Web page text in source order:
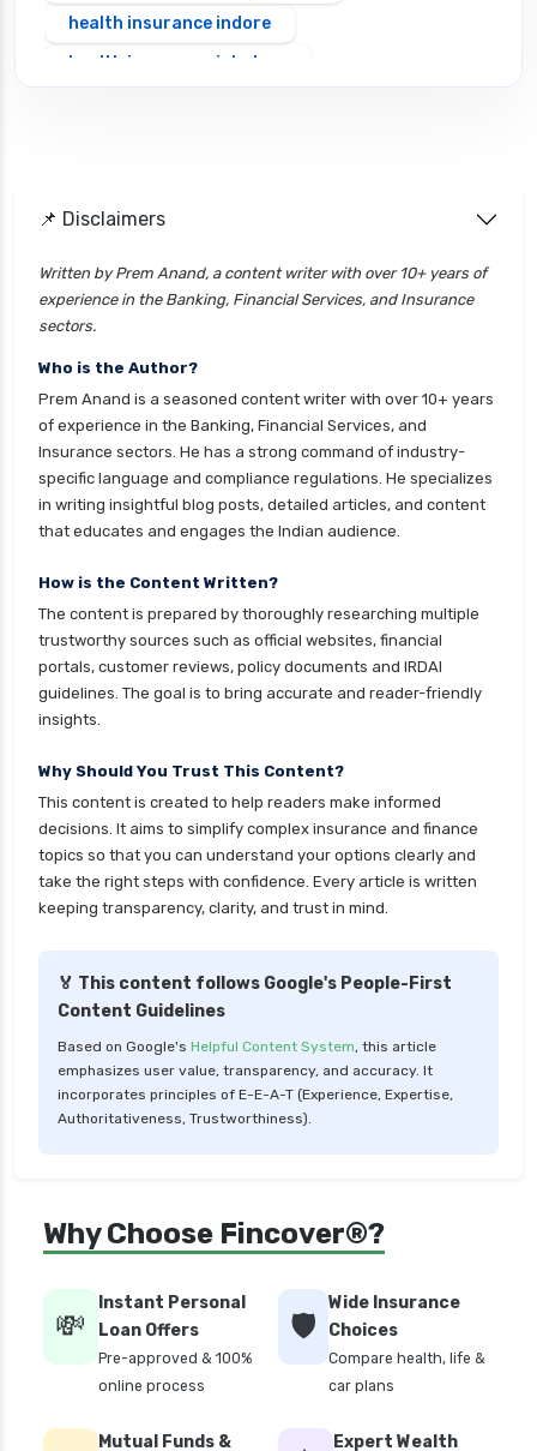
health insurance indore
health insurance jabalpur
health insurance lucknow
health insurance mumbai
health insurance nagpur
health insurance noida
health insurance patna
health insurance portability
health insurance premium calculator
health insurance pune
health insurance rajkot
health insurance renewal process
health insurance stocks india
health insurance tax benefits 80d
health insurance thane
health insurance tirunelveli
health insurance top up plan comparison
health insurance udaipur
health insurance vadodara
health insurance varanasi
health insurance vs medical insurance
how health insurance works in india
how to apply health insurance in india
how to cancel health insurance policy
how to check star health insurance policy
status
iifl health insurance
individual health insurance policy
📌 Disclaimers
Written by Prem Anand, a content writer with over 10+ years of
experience in the Banking, Financial Services, and Insurance
sectors.
Who is the Author?
Prem Anand is a seasoned content writer with over 10+ years
of experience in the Banking, Financial Services, and
Insurance sectors. He has a strong command of industry-
specific language and compliance regulations. He specializes
in writing insightful blog posts, detailed articles, and content
that educates and engages the Indian audience.
How is the Content Written?
The content is prepared by thoroughly researching multiple
trustworthy sources such as official websites, financial
portals, customer reviews, policy documents and IRDAI
guidelines. The goal is to bring accurate and reader-friendly
insights.
Why Should You Trust This Content?
This content is created to help readers make informed
decisions. It aims to simplify complex insurance and finance
topics so that you can understand your options clearly and
take the right steps with confidence. Every article is written
keeping transparency, clarity, and trust in mind.
🏅 This content follows Google's People-First
Content Guidelines
Based on Google's Helpful Content System, this article
emphasizes user value, transparency, and accuracy. It
incorporates principles of E-E-A-T (Experience, Expertise,
Authoritativeness, Trustworthiness).
Why Choose Fincover®?
💸
Instant Personal
Loan Offers
Pre-approved & 100%
online process
🛡️
Wide Insurance
Choices
Compare health, life &
car plans
Mutual Funds &
Expert Wealth